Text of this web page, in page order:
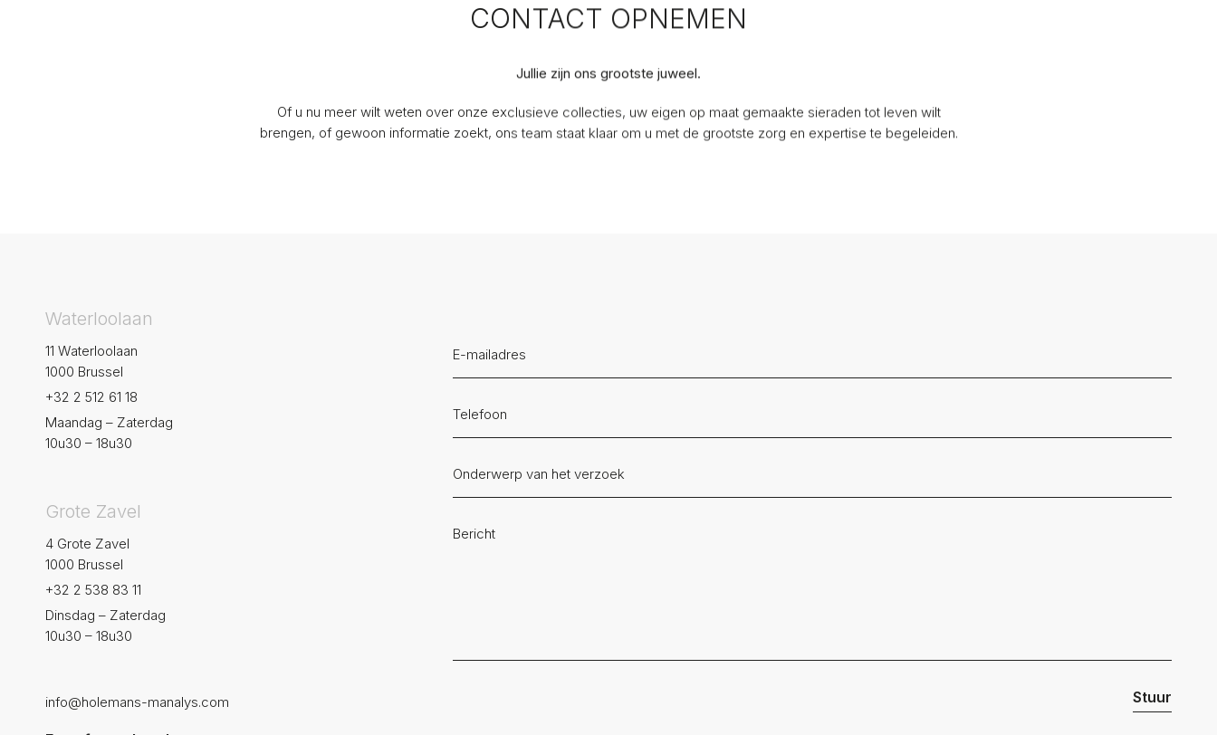
CONTACT OPNEMEN
Jullie zijn ons grootste juweel.
Of u nu meer wilt weten over onze exclusieve collecties, uw eigen op maat gemaakte sieraden tot leven wilt
brengen, of gewoon informatie zoekt, ons team staat klaar om u met de grootste zorg en expertise te begeleiden.
Waterloolaan
11 Waterloolaan
1000 Brussel
+32 2 512 61 18
Maandag – Zaterdag
10u30 – 18u30
Grote Zavel
4 Grote Zavel
1000 Brussel
+32 2 538 83 11
Dinsdag – Zaterdag
10u30 – 18u30
info@holemans-manalys.com